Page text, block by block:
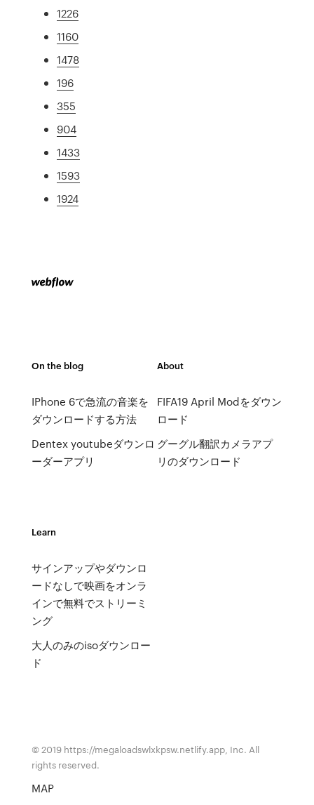
1226
1160
1478
196
355
904
1433
1593
1924
On the blog
IPhone 6で急流の音楽を
ダウンロードする方法
Dentex youtubeダウンロ
ーダーアプリ
About
FIFA19 April Modをダウン
ロード
グーグル翻訳カメラアプ
リのダウンロード
Learn
サインアップやダウンロ
ードなしで映画をオンラ
インで無料でストリーミ
ング
大人のみのisoダウンロー
ド
© 2019 https://megaloadswlxkpsw.netlify.app, Inc. All
rights reserved.
MAP